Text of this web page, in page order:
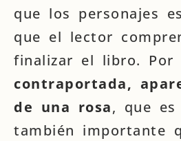
que los personajes
que el lector
finalizar el libro. Por
contraportada,
de una rosa, que
también importante